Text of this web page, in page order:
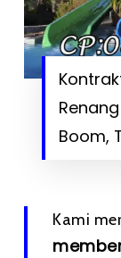
Boom,
Kami